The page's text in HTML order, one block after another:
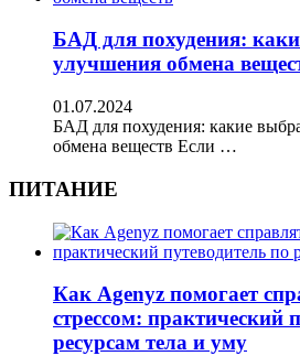
БАД для похудения:
улучшения обмена
01.07.2024
БАД для похудения: какие
обмена веществ Если …
ПИТАНИЕ
Как Agenyz помогает
стрессом: практический
ресурсам тела и уму